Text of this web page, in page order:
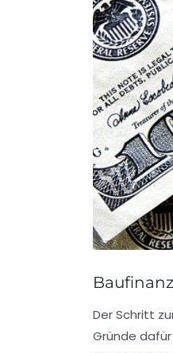
Der Schritt
Gründe